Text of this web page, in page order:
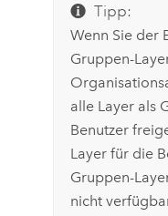
Tipp:
Wenn Sie der
Gruppen-
alle Layer als
Benutzer
Layer für die
Gruppen-
nicht